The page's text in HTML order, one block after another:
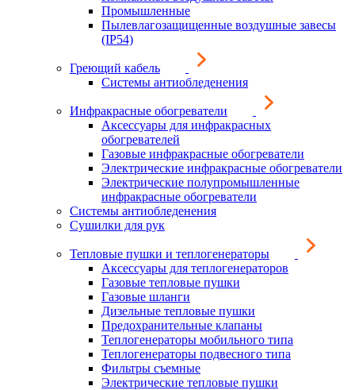
Промышленные
Пылевлагозащищенные воздушные завесы
(IP54)
Греющий кабель
Системы антиобледенения
Инфракрасные обогреватели
Аксессуары для инфракрасных
обогревателей
Газовые инфракрасные обогреватели
Электрические инфракрасные обогреватели
Электрические полупромышленные
инфракрасные обогреватели
Системы антиобледенения
Сушилки для рук
Тепловые пушки и теплогенераторы
Аксессуары для теплогенераторов
Газовые тепловые пушки
Газовые шланги
Дизельные тепловые пушки
Предохранительные клапаны
Теплогенераторы мобильного типа
Теплогенераторы подвесного типа
Фильтры съемные
Электрические тепловые пушки